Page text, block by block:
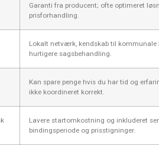
Garanti fra producent; ofte optimeret
prisforhandling.
Lokalt netværk, kendskab til
hurtigere sagsbehandling.
Kan spare penge hvis du har tid og
ikke koordineret korrekt.
Lavere startomkostning og inkluderet
bindingsperiode og prisstigninger.